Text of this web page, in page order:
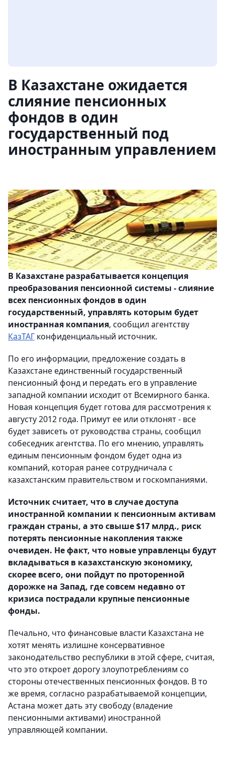
В Казахстане ожидается
слияние пенсионных
фондов в один
государственный под
иностранным управлением
В Казахстане разрабатывается концепция
преобразования пенсионной системы - слияние
всех пенсионных фондов в один
государственный, управлять которым будет
иностранная компания, сообщил агентству
КазТАГ конфиденциальный источник.
По его информации, предложение создать в
Казахстане единственный государственный
пенсионный фонд и передать его в управление
западной компании исходит от Всемирного банка.
Новая концепция будет готова для рассмотрения к
августу 2012 года. Примут ее или отклонят - все
будет зависеть от руководства страны, сообщил
собеседник агентства. По его мнению, управлять
единым пенсионным фондом будет одна из
компаний, которая ранее сотрудничала с
казахстанским правительством и госкомпаниями.
Источник считает, что в случае доступа
иностранной компании к пенсионным активам
граждан страны, а это свыше $17 млрд., риск
потерять пенсионные накопления также
очевиден. Не факт, что новые управленцы будут
вкладываться в казахстанскую экономику,
скорее всего, они пойдут по проторенной
дорожке на Запад, где совсем недавно от
кризиса пострадали крупные пенсионные
фонды.
Печально, что финансовые власти Казахстана не
хотят менять излишне консервативное
законодательство республики в этой сфере, считая,
что это откроет дорогу злоупотреблениям со
стороны отечественных пенсионных фондов. В то
же время, согласно разрабатываемой концепции,
Астана может дать эту свободу (владение
пенсионными активами) иностранной
управляющей компании.